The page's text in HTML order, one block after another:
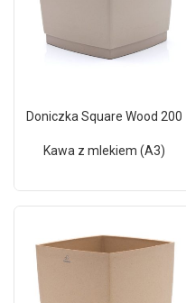
Doniczka Square Wood 200
Kawa z mlekiem (A3)